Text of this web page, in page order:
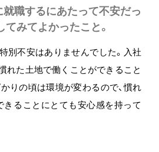
就職するにあたって不安だっ
てみてよかったこと。
別不安はありませんでした。入社
れた土地で働くことができること
りの頃は環境が変わるので、慣れ
きることにとても安心感を持って